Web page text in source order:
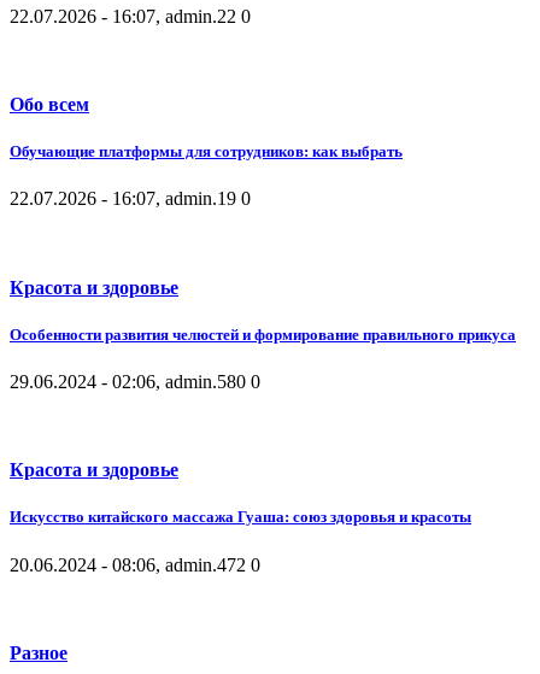
22.07.2026 - 16:07, admin.22 0
Обо всем
Обучающие платформы для сотрудников: как выбрать
22.07.2026 - 16:07, admin.19 0
Красота и здоровье
Особенности развития челюстей и формирование правильного прикуса
29.06.2024 - 02:06, admin.580 0
Красота и здоровье
Искусство китайского массажа Гуаша: союз здоровья и красоты
20.06.2024 - 08:06, admin.472 0
Разное